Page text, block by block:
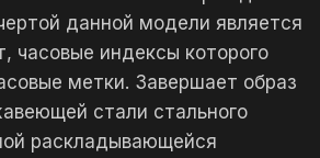
данной модели является
часовые индексы которого
метки. Завершает образ
стали стального
раскладывающейся